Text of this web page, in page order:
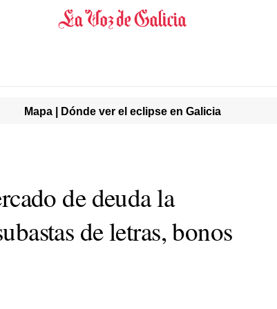
Mapa | Dónde ver el eclipse en Galicia
de deuda la
de letras, bonos